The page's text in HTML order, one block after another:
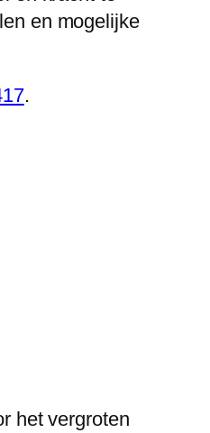
en mogelijke
.
het vergroten